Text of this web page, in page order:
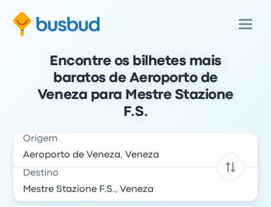
Encontre os bilhetes mais
baratos de Aeroporto de
Veneza para Mestre Stazione
F.S.
Origem
Destino